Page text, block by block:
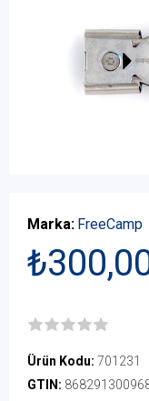
Marka: FreeCamp
Ürün Kodu: 701231
GTIN: